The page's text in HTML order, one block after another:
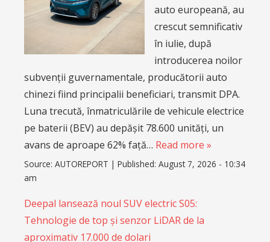
auto europeană, au
crescut semnificativ
în iulie, după
introducerea noilor
subvenții guvernamentale, producătorii auto
chinezi fiind principalii beneficiari, transmit DPA.
Luna trecută, înmatriculările de vehicule electrice
pe baterii (BEV) au depășit 78.600 unități, un
avans de aproape 62% față… Read more »
Source: AUTOREPORT | Published: August 7, 2026 - 10:34
am
Deepal lansează noul SUV electric S05:
Tehnologie de top și senzor LiDAR de la
aproximativ 17.000 de dolari